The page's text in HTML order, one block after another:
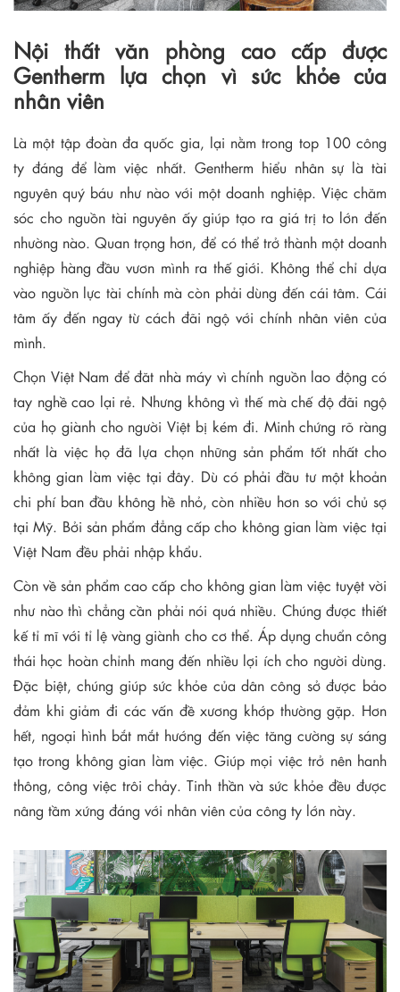
Nội thất văn phòng cao cấp được
Gentherm lựa chọn vì sức khỏe của
nhân viên
Là một tập đoàn đa quốc gia, lại nằm trong top 100 công
ty đáng để làm việc nhất. Gentherm hiểu nhân sự là tài
nguyên quý báu như nào với một doanh nghiệp. Việc chăm
sóc cho nguồn tài nguyên ấy giúp tạo ra giá trị to lớn đến
nhường nào. Quan trọng hơn, để có thể trở thành một doanh
nghiệp hàng đầu vươn mình ra thế giới. Không thể chỉ dựa
vào nguồn lực tài chính mà còn phải dùng đến cái tâm. Cái
tâm ấy đến ngay từ cách đãi ngộ với chính nhân viên của
mình.
Chọn Việt Nam để đăt nhà máy vì chính nguồn lao động có
tay nghề cao lại rẻ. Nhưng không vì thế mà chế độ đãi ngộ
của họ giành cho người Việt bị kém đi. Minh chứng rõ ràng
nhất là việc họ đã lựa chọn những sản phẩm tốt nhất cho
không gian làm việc tại đây. Dù có phải đầu tư một khoản
chi phí ban đầu không hề nhỏ, còn nhiều hơn so với chủ sợ
tại Mỹ. Bởi sản phẩm đẳng cấp cho không gian làm việc tại
Việt Nam đều phải nhập khẩu.
Còn về sản phẩm cao cấp cho không gian làm việc tuyệt vời
như nào thì chẳng cần phải nói quá nhiều. Chúng được thiết
kế tỉ mĩ với tỉ lệ vàng giành cho cơ thể. Áp dụng chuẩn công
thái học hoàn chỉnh mang đến nhiều lợi ích cho người dùng.
Đặc biệt, chúng giúp sức khỏe của dân công sở được bảo
đảm khi giảm đi các vấn đề xương khớp thường gặp. Hơn
hết, ngoại hình bắt mắt hướng đến việc tăng cường sự sáng
tạo trong không gian làm việc. Giúp mọi việc trở nên hanh
thông, công việc trôi chảy. Tinh thần và sức khỏe đều được
nâng tầm xứng đáng với nhân viên của công ty lớn này.